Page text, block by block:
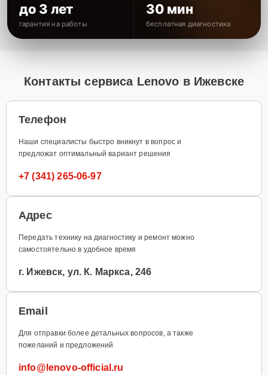
до 3 лет
гарантия на работы
30 мин
бесплатная диагностика
Контакты сервиса Lenovo в Ижевске
Телефон
Наши специалисты быстро вникнут в вопрос и
предложат оптимальный вариант решения
+7 (341) 265-06-97
Адрес
Передать технику на диагностику и ремонт можно
самостоятельно в удобное время
г. Ижевск, ул. К. Маркса, 246
Email
Для отправки более детальных вопросов, а также
пожеланий и предложений
info@lenovo-official.ru